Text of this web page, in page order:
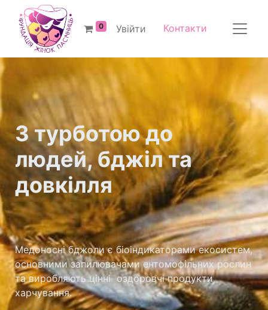
0 Увійти Контакти
З турботою до
людей, бджіл та
довкілля
Медоносні бджоли є біоіндикаторами екосистем,
основними запилювачами ентомофільних рослин
та виробляють цінні оздоровчі продукти
харчування.